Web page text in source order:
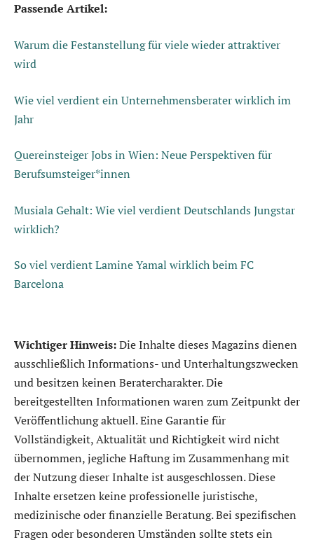
Passende Artikel:
Warum die Festanstellung für viele wieder attraktiver
wird
Wie viel verdient ein Unternehmensberater wirklich im
Jahr
Quereinsteiger Jobs in Wien: Neue Perspektiven für
Berufsumsteiger*innen
Musiala Gehalt: Wie viel verdient Deutschlands Jungstar
wirklich?
So viel verdient Lamine Yamal wirklich beim FC
Barcelona
Wichtiger Hinweis:Die Inhalte dieses Magazins dienen
ausschließlich Informations- und Unterhaltungszwecken
und besitzen keinen Beratercharakter. Die
bereitgestellten Informationen waren zum Zeitpunkt der
Veröffentlichung aktuell. Eine Garantie für
Vollständigkeit, Aktualität und Richtigkeit wird nicht
übernommen, jegliche Haftung im Zusammenhang mit
der Nutzung dieser Inhalte ist ausgeschlossen. Diese
Inhalte ersetzen keine professionelle juristische,
medizinische oder finanzielle Beratung. Bei spezifischen
Fragen oder besonderen Umständen sollte stets ein